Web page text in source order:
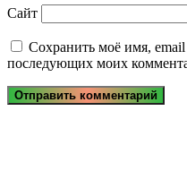
Сайт
Сохранить моё имя, email
последующих моих